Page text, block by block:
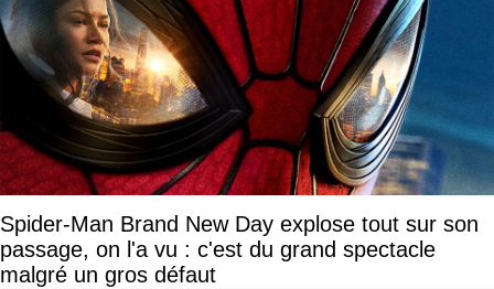
Spider-Man Brand New Day explose tout sur son
passage, on l'a vu : c'est du grand spectacle
malgré un gros défaut